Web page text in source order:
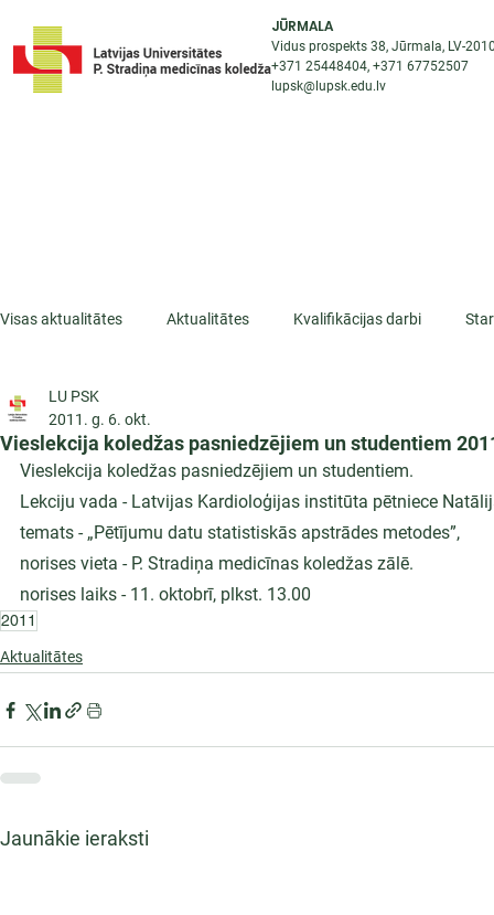
JŪRMALA
Vidus prospekts 38, Jūrmala, LV-
+371 25448404, +371 67752507
lupsk@lupsk.edu.lv
Visas aktualitātes Aktualitātes Kvalifikācijas darbi
ESF projekti
Vieslekcija koledžas pasniedzējiem un studentiem
LU PSK
2011. g. 6. okt.
Vieslekcija koledžas pasniedzējiem un studentiem.
Lekciju vada - Latvijas Kardioloģijas institūta pētniece
temats - „Pētījumu datu statistiskās apstrādes metodes”,
norises vieta - P. Stradiņa medicīnas koledžas zālē.
norises laiks - 11. oktobrī, plkst. 13.00
2011
Aktualitātes
Jaunākie ieraksti